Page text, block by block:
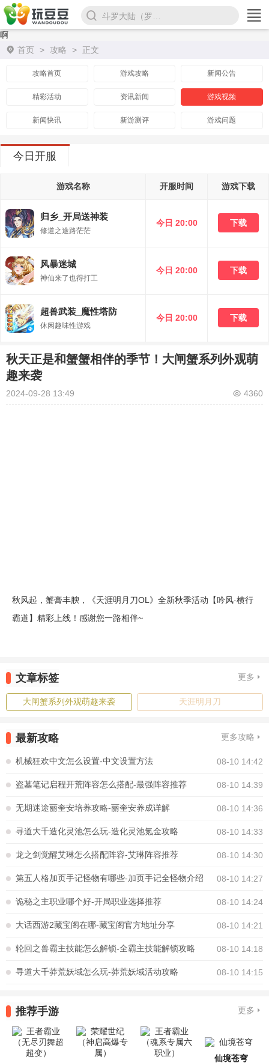
啊
首页 > 攻略 > 正文
攻略首页 游戏攻略 新闻公告
精彩活动 资讯新闻 游戏视频
新闻快讯 新游测评 游戏问题
今日开服
游戏名称 开服时间 游戏下载
归乡_开局送神装
修道之途路茫茫
今日 20:00 下载
风暴迷城
神仙来了也得打工
今日 20:00 下载
超兽武装_魔性塔防
休闲趣味性游戏
今日 20:00 下载
秋天正是和蟹蟹相伴的季节！大闸蟹系列外观萌
趣来袭
2024-09-28 13:49 4360
秋风起，蟹膏丰腴，《天涯明月刀OL》全新秋季活动【吟风·横行
霸道】精彩上线！感谢您一路相伴~
文章标签 更多
大闸蟹系列外观萌趣来袭 天涯明月刀
最新攻略 更多攻略
机械狂欢中文怎么设置-中文设置方法 08-10 14:42
盗墓笔记启程开荒阵容怎么搭配-最强阵容推荐 08-10 14:39
无期迷途丽奎安培养攻略-丽奎安养成详解 08-10 14:36
寻道大千造化灵池怎么玩-造化灵池氪金攻略 08-10 14:33
龙之剑觉醒艾琳怎么搭配阵容-艾琳阵容推荐 08-10 14:30
第五人格加页手记怪物有哪些-加页手记全怪物介绍 08-10 14:27
诡秘之主职业哪个好-开局职业选择推荐 08-10 14:24
大话西游2藏宝阁在哪-藏宝阁官方地址分享 08-10 14:21
轮回之兽霸主技能怎么解锁-全霸主技能解锁攻略 08-10 14:18
寻道大千莽荒妖域怎么玩-莽荒妖域活动攻略 08-10 14:15
推荐手游 更多
仙境苍穹